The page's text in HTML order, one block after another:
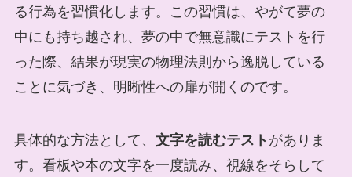
る行為を習慣化します。この習慣は、やがて夢の
中にも持ち越され、夢の中で無意識にテストを行
った際、結果が現実の物理法則から逸脱している
ことに気づき、明晰性への扉が開くのです。
具体的な方法として、 文字を読むテスト がありま
す。看板や本の文字を一度読み、視線をそらして